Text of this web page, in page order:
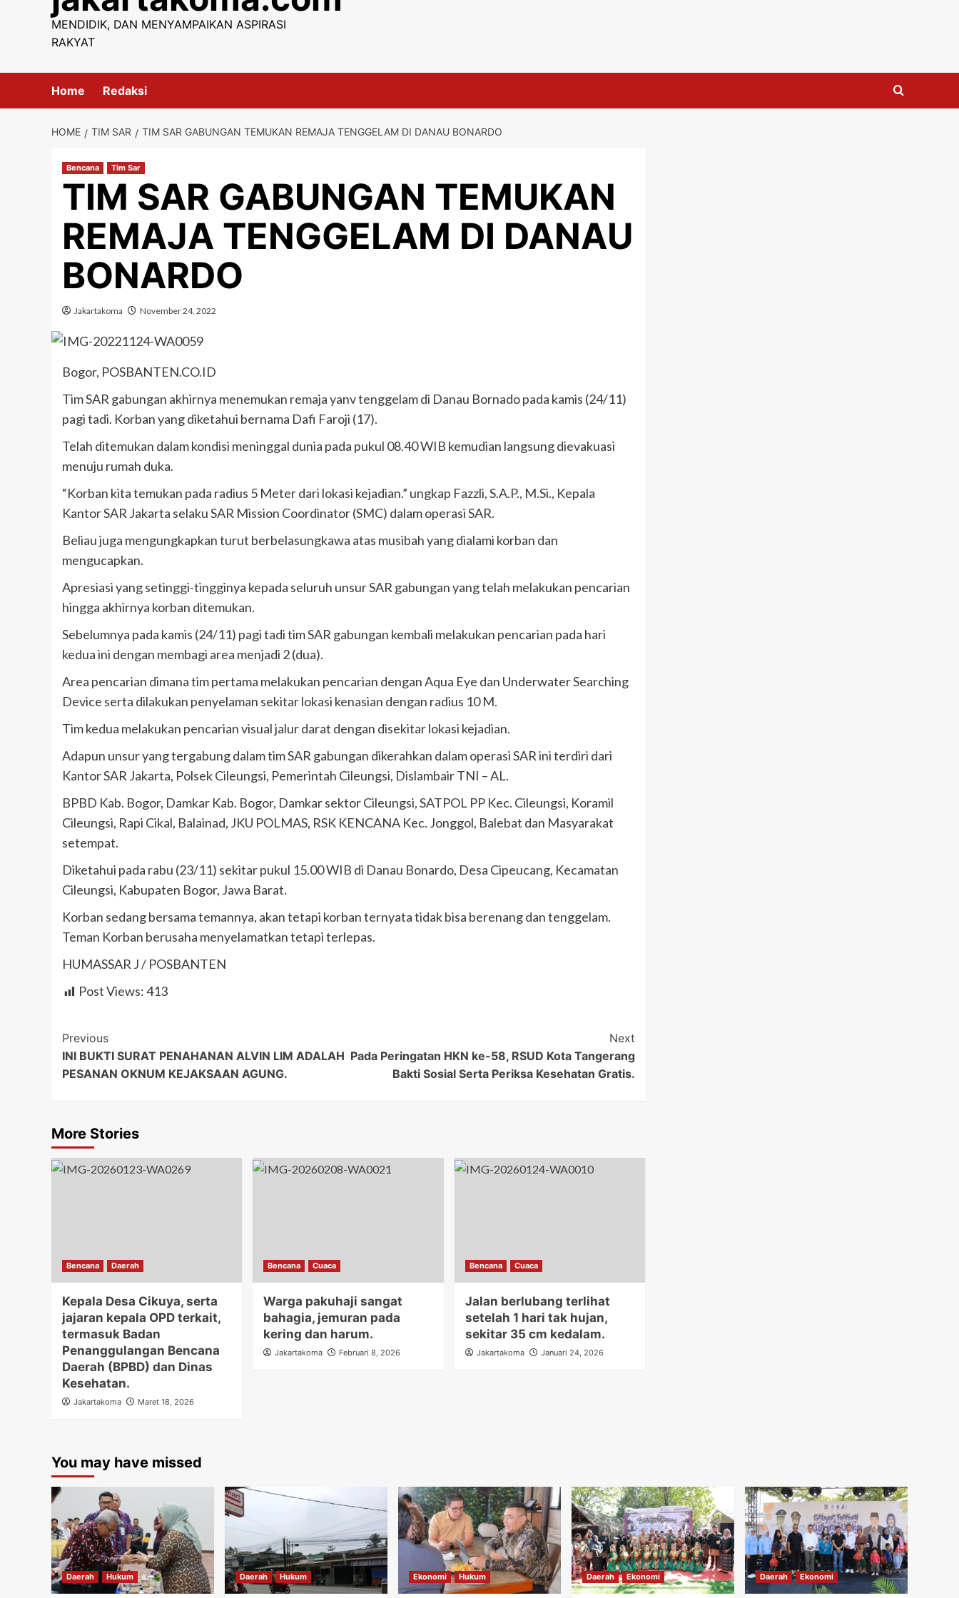
MENDIDIK, DAN MENYAMPAIKAN ASPIRASI
RAKYAT
Home Redaksi
HOME TIM SAR TIM SAR GABUNGAN TEMUKAN REMAJA TENGGELAM DI DANAU BONARDO
Bencana Tim Sar
TIM SAR GABUNGAN TEMUKAN
REMAJA TENGGELAM DI DANAU
BONARDO
Jakartakoma November 24, 2022
Bogor, POSBANTEN.CO.ID
Tim SAR gabungan akhirnya menemukan remaja yanv tenggelam di Danau Bornado pada kamis (24/11)
pagi tadi. Korban yang diketahui bernama Dafi Faroji (17).
Telah ditemukan dalam kondisi meninggal dunia pada pukul 08.40 WIB kemudian langsung dievakuasi
menuju rumah duka.
“Korban kita temukan pada radius 5 Meter dari lokasi kejadian.” ungkap Fazzli, S.A.P., M.Si., Kepala
Kantor SAR Jakarta selaku SAR Mission Coordinator (SMC) dalam operasi SAR.
Beliau juga mengungkapkan turut berbelasungkawa atas musibah yang dialami korban dan
mengucapkan.
Apresiasi yang setinggi-tingginya kepada seluruh unsur SAR gabungan yang telah melakukan pencarian
hingga akhirnya korban ditemukan.
Sebelumnya pada kamis (24/11) pagi tadi tim SAR gabungan kembali melakukan pencarian pada hari
kedua ini dengan membagi area menjadi 2 (dua).
Area pencarian dimana tim pertama melakukan pencarian dengan Aqua Eye dan Underwater Searching
Device serta dilakukan penyelaman sekitar lokasi kenasian dengan radius 10 M.
Tim kedua melakukan pencarian visual jalur darat dengan disekitar lokasi kejadian.
Adapun unsur yang tergabung dalam tim SAR gabungan dikerahkan dalam operasi SAR ini terdiri dari
Kantor SAR Jakarta, Polsek Cileungsi, Pemerintah Cileungsi, Dislambair TNI – AL.
BPBD Kab. Bogor, Damkar Kab. Bogor, Damkar sektor Cileungsi, SATPOL PP Kec. Cileungsi, Koramil
Cileungsi, Rapi Cikal, Balainad, JKU POLMAS, RSK KENCANA Kec. Jonggol, Balebat dan Masyarakat
setempat.
Diketahui pada rabu (23/11) sekitar pukul 15.00 WIB di Danau Bonardo, Desa Cipeucang, Kecamatan
Cileungsi, Kabupaten Bogor, Jawa Barat.
Korban sedang bersama temannya, akan tetapi korban ternyata tidak bisa berenang dan tenggelam.
Teman Korban berusaha menyelamatkan tetapi terlepas.
HUMASSAR J / POSBANTEN
Post Views:413
Post
Navigation
Previous
INI BUKTI SURAT PENAHANAN ALVIN LIM ADALAH
PESANAN OKNUM KEJAKSAAN AGUNG.
Next
Pada Peringatan HKN ke-58, RSUD Kota Tangerang
Bakti Sosial Serta Periksa Kesehatan Gratis.
More Stories
Bencana Daerah
Kepala Desa Cikuya, serta
jajaran kepala OPD terkait,
termasuk Badan
Penanggulangan Bencana
Daerah (BPBD) dan Dinas
Kesehatan.
Jakartakoma Maret 18, 2026
Bencana Cuaca
Warga pakuhaji sangat
bahagia, jemuran pada
kering dan harum.
Jakartakoma Februari 8, 2026
Bencana Cuaca
Jalan berlubang terlihat
setelah 1 hari tak hujan,
sekitar 35 cm kedalam.
Jakartakoma Januari 24, 2026
You may have missed
Daerah Hukum Daerah Hukum Ekonomi Hukum Daerah Ekonomi Daerah Ekonomi